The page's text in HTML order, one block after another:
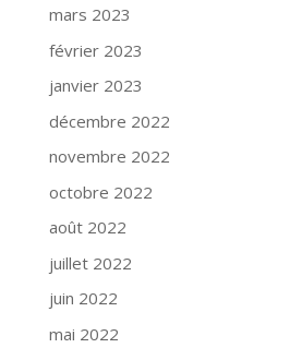
mars 2023
février 2023
janvier 2023
décembre 2022
novembre 2022
octobre 2022
août 2022
juillet 2022
juin 2022
mai 2022